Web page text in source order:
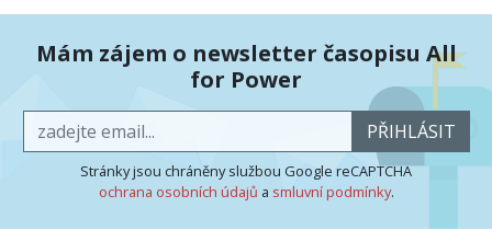
Mám zájem o newsletter časopisu All
for Power
PŘIHLÁSIT
Stránky jsou chráněny službou Google reCAPTCHA
ochrana osobních údajů a smluvní podmínky.